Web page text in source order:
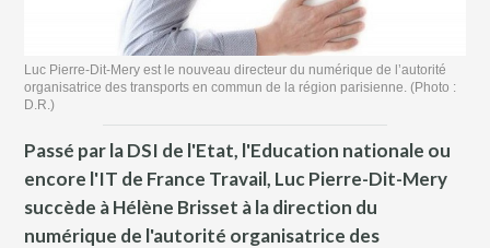
Luc Pierre-Dit-Mery est le nouveau directeur du numérique de l’autorité
organisatrice des transports en commun de la région parisienne. (Photo :
D.R.)
Passé par la DSI de l'Etat, l'Education nationale ou
encore l'IT de France Travail, Luc Pierre-Dit-Mery
succède à Hélène Brisset à la direction du
numérique de l'autorité organisatrice des